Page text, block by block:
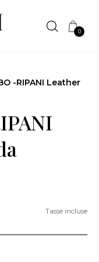
0
-RIPANI Leather
Tasse incluse